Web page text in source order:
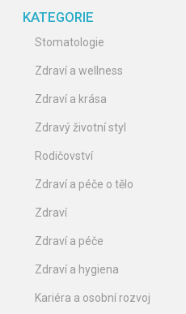
KATEGORIE
Stomatologie
Zdraví a wellness
Zdraví a krása
Zdravý životní styl
Rodičovství
Zdraví a péče o tělo
Zdraví
Zdraví a péče
Zdraví a hygiena
Kariéra a osobní rozvoj